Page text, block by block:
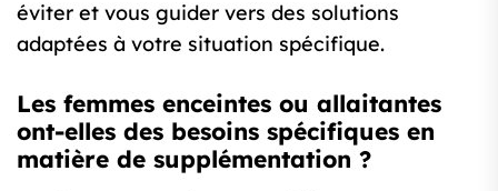
éviter et vous guider vers des solutions
adaptées à votre situation spécifique.
Les femmes enceintes ou allaitantes
ont-elles des besoins spécifiques en
matière de supplémentation ?